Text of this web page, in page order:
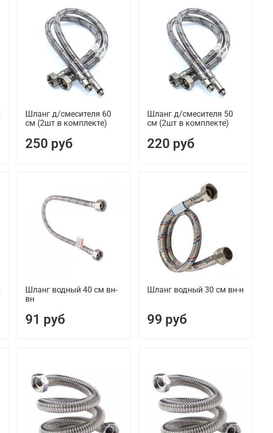
Шланг д/смесителя 60
см (2шт в комплекте)
250 руб
Шланг д/смесителя 50
см (2шт в комплекте)
220 руб
Шланг водный 40 см вн-
вн
91 руб
Шланг водный 30 см вн-н
99 руб